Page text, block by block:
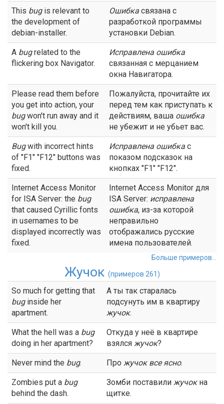
This bugis relevant to
the development of
debian-installer.
Ошибка связана с
разработкой программы
установки Debian.
A bugrelated to the
flickering box Navigator.
Исправлена ошибка
связанная с мерцанием
окна Навигатора.
Please read them before
you get into action, your
bugwon't run away and it
won't kill you.
Пожалуйста, прочитайте их
перед тем как приступать к
действиям, ваша ошибка
не убежит и не убьет вас.
Bugwith incorrect hints
of "F1" "F12" buttons was
fixed.
Исправлена ошибка с
показом подсказок на
кнопках "F1" "F12".
Internet Access Monitor
for ISA Server: the bug
that caused Cyrillic fonts
in usernames to be
displayed incorrectly was
fixed.
Internet Access Monitor для
ISA Server: исправлена
ошибка, из-за которой
неправильно
отображались русские
имена пользователей.
Больше примеров...
Жучок (примеров 261)
So much for getting that
buginside her
apartment.
А ты так старалась
подсунуть им в квартиру
жучок.
What the hell was a bug
doing in her apartment?
Откуда у неё в квартире
взялся жучок?
Never mind the bug. Про жучоквсе ясно.
Zombies put a bug
behind the dash.
Зомби поставили жучокна
щитке.